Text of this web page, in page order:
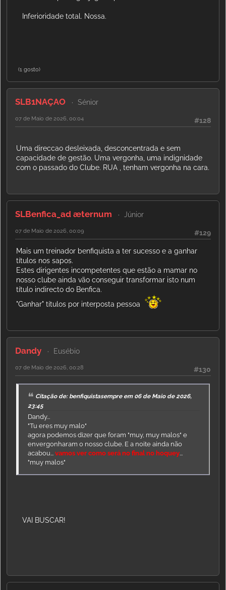
Inferioridade total. Nossa.
(1 gosto)
SLB1NAÇAO Sénior
#128
07 de Maio de 2026, 00:04
Uma direccao desleixada, desconcentrada e sem
capacidade de gestão. Uma vergonha, uma indignidade
com o passado do Clube. RUA , tenham vergonha na cara.
SLBenfica_ad æternum Júnior
#129
07 de Maio de 2026, 00:09
Mais um treinador benfiquista a ter sucesso e a ganhar
títulos nos sapos.
Estes dirigentes incompetentes que estão a mamar no
nosso clube ainda vão conseguir transformar isto num
título indirecto do Benfica.
"Ganhar" títulos por interposta pessoa
Dandy Eusébio
#130
07 de Maio de 2026, 00:28
Citação de: benfiquistasempre em 06 de Maio de 2026,
23:45
Dandy...
"Tu eres muy malo"
agora podemos dizer que foram "muy, muy malos" e
envergonharam o nosso clube. E a noite ainda não
acabou...vamos ver como será no final no hoquey...
"muy malos"
VAI BUSCAR!